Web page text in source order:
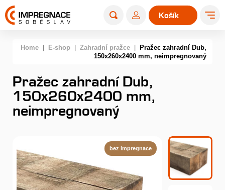
0
Košík
Home E-shop Zahradní pražce
Pražec zahradní Dub,
150x260x2400 mm, neimpregnovaný
Pražec zahradní Dub,
150x260x2400 mm,
neimpregnovaný
bez impregnace